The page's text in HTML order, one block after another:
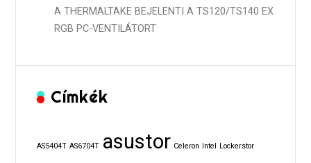
A THERMALTAKE BEJELENTI A TS120/TS140 EX
RGB PC-VENTILÁTORT
Címkék
AS5404T AS6704T asustor Celeron Intel Lockerstor